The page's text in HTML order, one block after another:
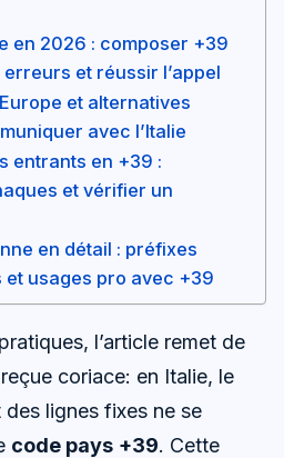
en 2026 : composer +39
et réussir l’appel
et alternatives
avec l’Italie
entrants en +39 :
et vérifier un
en détail : préfixes
et usages pro avec +39
l’article remet de
coriace: en Italie, le
des lignes fixes ne se
code pays +39. Cette